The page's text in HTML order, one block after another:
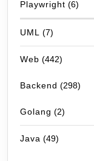
Playwright (6)
UML (7)
Web (442)
Backend (298)
Golang (2)
Java (49)